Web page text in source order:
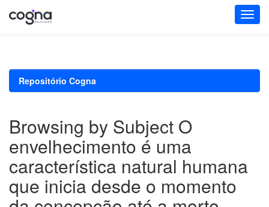
Repositório Cogna
Browsing by Subject O
envelhecimento é uma
característica natural humana
que inicia desde o momento